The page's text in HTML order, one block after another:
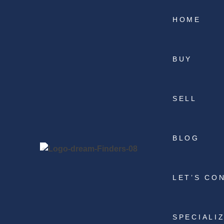
HOME
BUY
SELL
BLOG
LET’S